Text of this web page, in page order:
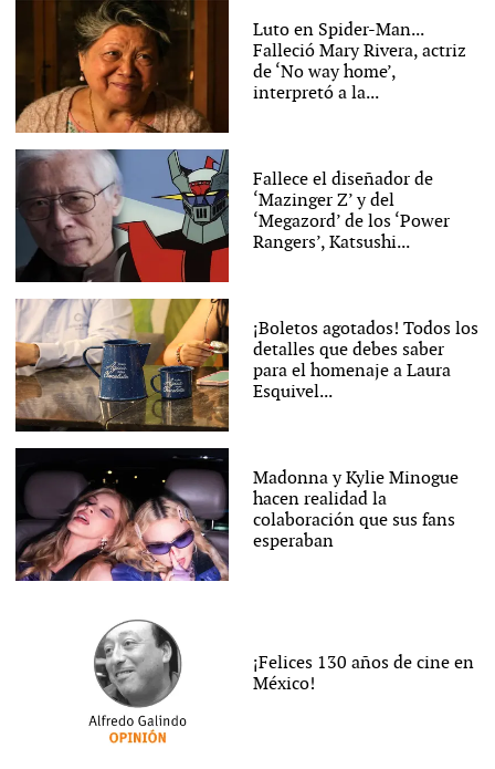
Luto en Spider-Man...
Falleció Mary Rivera, actriz
de ‘No way home’,
interpretó a la...
Fallece el diseñador de
‘Mazinger Z’ y del
‘Megazord’ de los ‘Power
Rangers’, Katsushi...
¡Boletos agotados! Todos los
detalles que debes saber
para el homenaje a Laura
Esquivel...
Madonna y Kylie Minogue
hacen realidad la
colaboración que sus fans
esperaban
¡Felices 130 años de cine en
México!